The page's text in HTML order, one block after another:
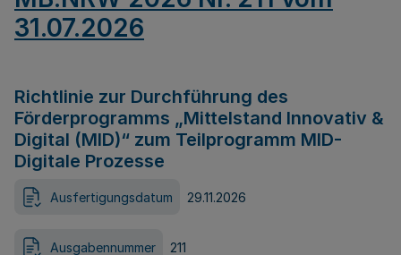
31.07.2026
Richtlinie zur Durchführung des
Förderprogramms „Mittelstand Innovativ &
Digital (MID)“ zum Teilprogramm MID-
Digitale Prozesse
Ausfertigungsdatum 29.11.2026
Ausgabennummer 211